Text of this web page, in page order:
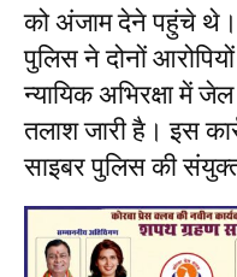
को अंजाम देने पहुंचे थे।
पुलिस ने दोनों
न्यायिक अभिरक्षा में
तलाश जारी है। इस
साइबर पुलिस की